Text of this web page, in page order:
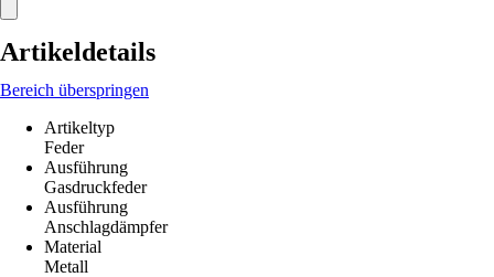
Artikeldetails
Bereich überspringen
Artikeltyp
Feder
Ausführung
Gasdruckfeder
Ausführung
Anschlagdämpfer
Material
Metall